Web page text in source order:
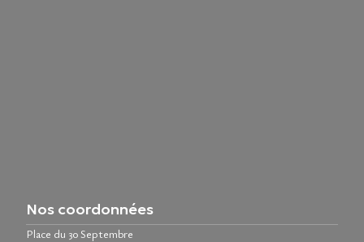
Nos coordonnées
Place du 30 Septembre